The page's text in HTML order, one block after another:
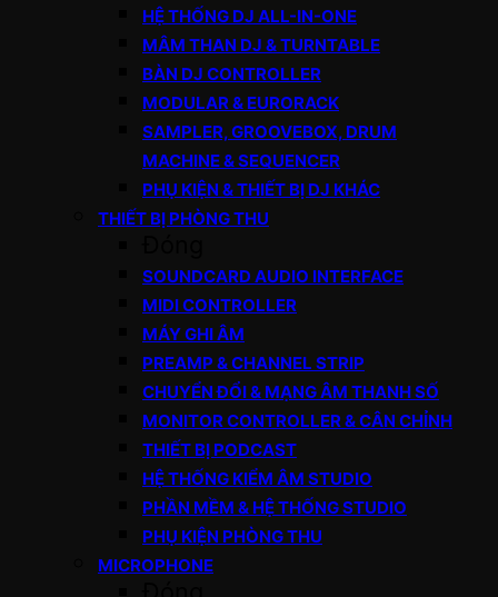
HỆ THỐNG DJ ALL-IN-ONE
MÂM THAN DJ & TURNTABLE
BÀN DJ CONTROLLER
MODULAR & EURORACK
SAMPLER, GROOVEBOX, DRUM
MACHINE & SEQUENCER
PHỤ KIỆN & THIẾT BỊ DJ KHÁC
THIẾT BỊ PHÒNG THU
SOUNDCARD AUDIO INTERFACE
MIDI CONTROLLER
MÁY GHI ÂM
PREAMP & CHANNEL STRIP
CHUYỂN ĐỔI & MẠNG ÂM THANH SỐ
MONITOR CONTROLLER & CÂN CHỈNH
THIẾT BỊ PODCAST
HỆ THỐNG KIỂM ÂM STUDIO
PHẦN MỀM & HỆ THỐNG STUDIO
PHỤ KIỆN PHÒNG THU
MICROPHONE